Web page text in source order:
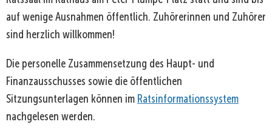
auf wenige Ausnahmen öffentlich. Zuhörerinnen und Zuhörer
sind herzlich willkommen!
Die personelle Zusammensetzung des Haupt- und
Finanzausschusses sowie die öffentlichen
Sitzungsunterlagen können im Ratsinformationssystem
nachgelesen werden.